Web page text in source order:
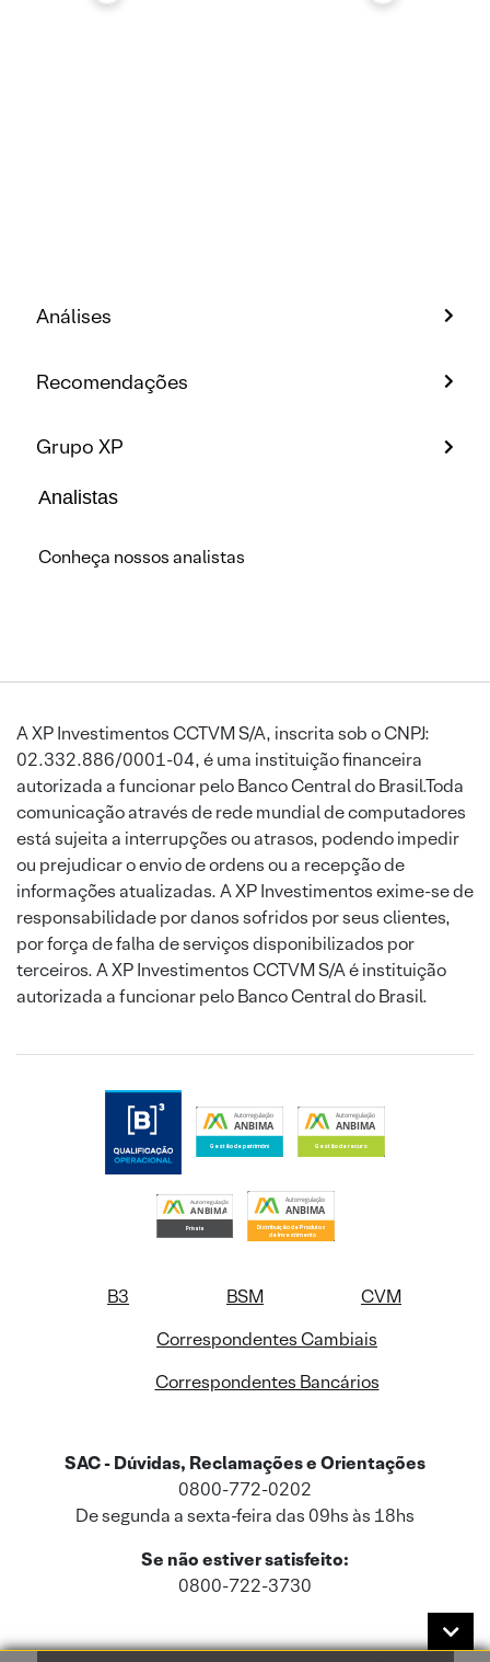
Análises
Recomendações
Grupo XP
Analistas
Conheça nossos analistas
A XP Investimentos CCTVM S/A, inscrita sob o CNPJ:
02.332.886/0001-04, é uma instituição financeira
autorizada a funcionar pelo Banco Central do Brasil.Toda
comunicação através de rede mundial de computadores
está sujeita a interrupções ou atrasos, podendo impedir
ou prejudicar o envio de ordens ou a recepção de
informações atualizadas. A XP Investimentos exime-se de
responsabilidade por danos sofridos por seus clientes,
por força de falha de serviços disponibilizados por
terceiros. A XP Investimentos CCTVM S/A é instituição
autorizada a funcionar pelo Banco Central do Brasil.
B3 BSM
CVM
Correspondentes Cambiais
Correspondentes Bancários
SAC - Dúvidas, Reclamações e Orientações
0800-772-0202
De segunda a sexta-feira das 09hs às 18hs
Se não estiver satisfeito:
0800-722-3730